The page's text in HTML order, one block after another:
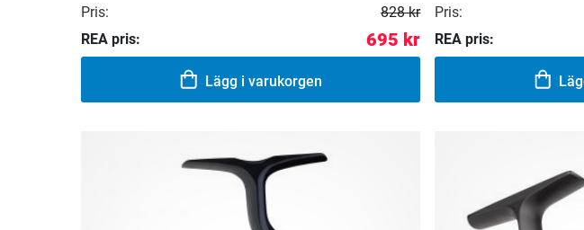
Pris:
828 kr
REA pris:
695 kr
Lägg i varukorgen
Pris:
REA pris: